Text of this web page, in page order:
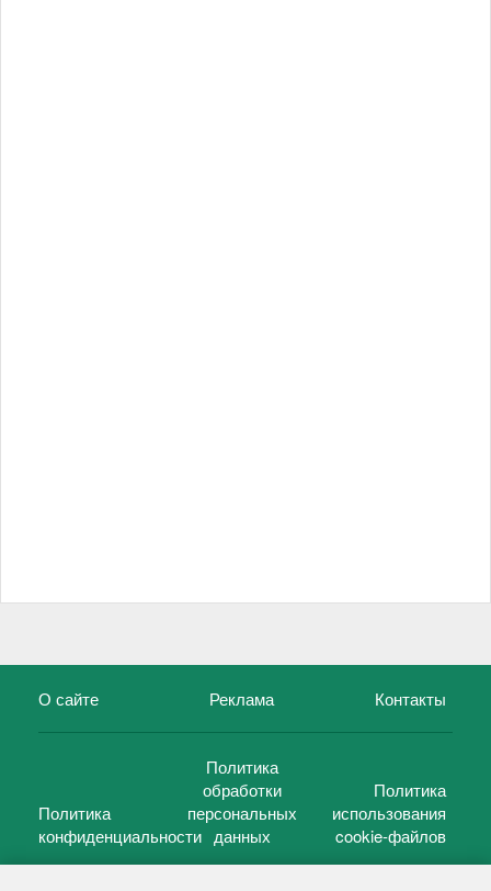
О сайте Реклама Контакты
Политика
конфиденциальности
Политика
обработки
персональных
данных
Политика
использования
cookie-файлов